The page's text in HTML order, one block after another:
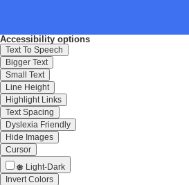
Accessibility options
Text To Speech
Bigger Text
Small Text
Line Height
Highlight Links
Text Spacing
Dyslexia Friendly
Hide Images
Cursor
Light-Dark
Invert Colors